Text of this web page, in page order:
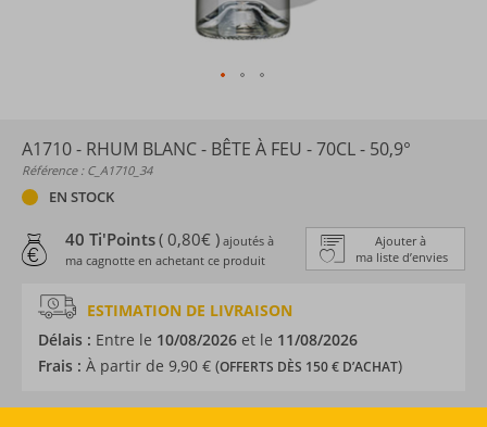
A1710 - RHUM BLANC - BÊTE À FEU - 70CL - 50,9°
Référence : C_A1710_34
EN STOCK
Ajouter à
ma liste d’envies
40 Ti'Points( 0,80€ ) ajoutés à
ma cagnotte en achetant ce produit
ESTIMATION DE LIVRAISON
Délais : Entre le 10/08/2026 et le 11/08/2026
Frais : À partir de 9,90 € (OFFERTS DÈS 150 € D’ACHAT)